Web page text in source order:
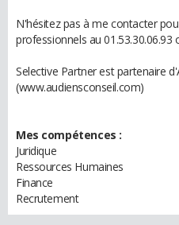
N'hésitez pas à me contacter
professionnels au 01.53.30.06.93
Selective Partner est partenaire
(www.audiensconseil.com)
Mes compétences :
Juridique
Ressources Humaines
Finance
Recrutement